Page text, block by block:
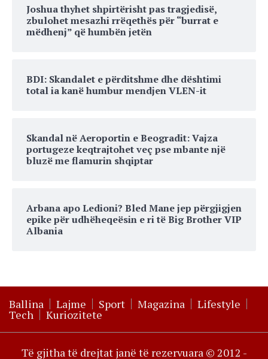
Joshua thyhet shpirtërisht pas tragjedisë,
zbulohet mesazhi rrëqethës për “burrat e
mëdhenj” që humbën jetën
BDI: Skandalet e përditshme dhe dështimi
total ia kanë humbur mendjen VLEN-it
Skandal në Aeroportin e Beogradit: Vajza
portugeze keqtrajtohet veç pse mbante një
bluzë me flamurin shqiptar
Arbana apo Ledioni? Bled Mane jep përgjigjen
epike për udhëheqeësin e ri të Big Brother VIP
Albania
Ballina Lajme Sport Magazina Lifestyle
Tech Kuriozitete
Të gjitha të drejtat janë të rezervuara © 2012 -